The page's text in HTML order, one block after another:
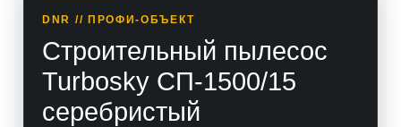
DNR // ПРОФИ-ОБЪЕКТ
Строительный пылесос
Turbosky СП-1500/15
серебристый